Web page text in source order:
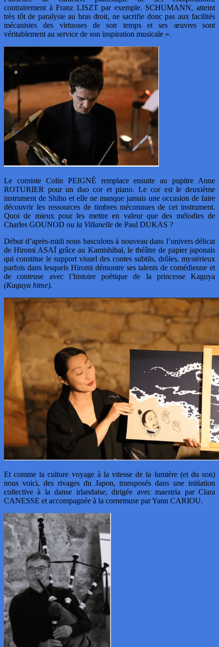
contrairement à Franz LISZT par exemple. SCHUMANN, atteint
très tôt de paralysie au bras droit, ne sacrifie donc pas aux facilités
mécanistes des virtuoses de son temps et ses œuvres sont
véritablement au service de son inspiration musicale ».
Le corniste Colin PEIGNÉ remplace ensuite au pupitre Anne
ROTURIER pour un duo cor et piano. Le cor est le deuxième
instrument de Shiho et elle ne manque jamais une occasion de faire
découvrir les ressources de timbres méconnues de cet instrument.
Quoi de mieux pour les mettre en valeur que des mélodies de
Charles GOUNOD ou la Villanelle de Paul DUKAS ?
Début d’après-midi nous basculons à nouveau dans l’univers délicat
de Hiromi ASAÏ grâce au Kamishibaï, le théâtre de papier japonais
qui constitue le support visuel des contes subtils, drôles, mystérieux
parfois dans lesquels Hiromi démontre ses talents de comédienne et
de conteuse avec l’histoire poétique de la princesse Kaguya
(Kaguya hime).
Et comme la culture voyage à la vitesse de la lumière (et du son)
nous voici, des rivages du Japon, transposés dans une initiation
collective à la danse irlandaise, dirigée avec maestria par Clara
CANESSE et accompagnée à la cornemuse par Yann CARIOU.